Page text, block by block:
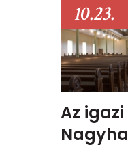
Az igazi
10.23.